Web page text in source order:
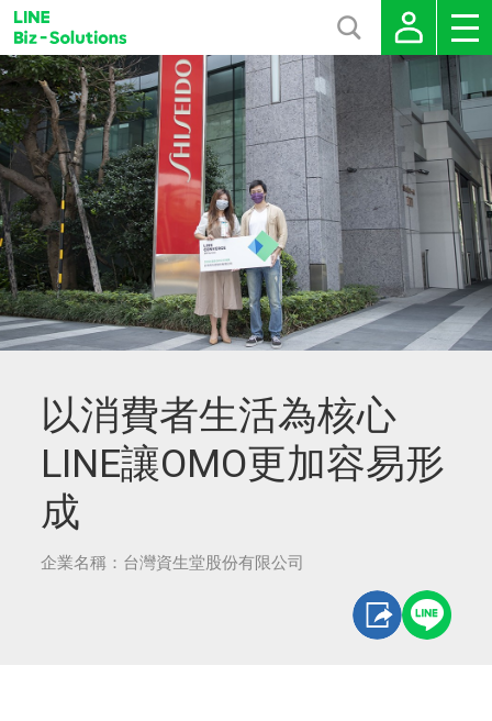
以消費者生活為核心
LINE讓OMO更加容易形
成
企業名稱：台灣資生堂股份有限公司